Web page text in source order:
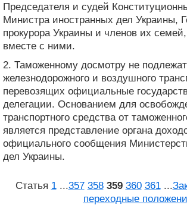
Председателя и судей
Министра иностранных дел Украины,
прокурора Украины и членов их
вместе с ними.
2. Таможенному досмотру не
железнодорожного и воздушного
перевозящих официальные
делегации. Основанием для
транспортного средства от
является представление органа
официального сообщения
дел Украины.
Статья 1 ...357 358 359 360 361 ...
переходные